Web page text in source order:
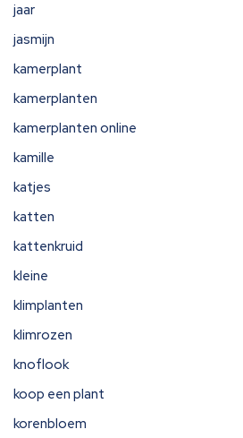
jaar
jasmijn
kamerplant
kamerplanten
kamerplanten online
kamille
katjes
katten
kattenkruid
kleine
klimplanten
klimrozen
knoflook
koop een plant
korenbloem